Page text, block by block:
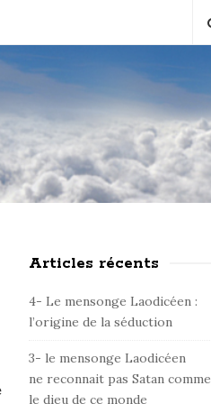
S
t
S
i
Articles récents
4- Le mensonge Laodicéen :
l’origine de la séduction
3- le mensonge Laodicéen
ne reconnait pas Satan comme
le dieu de ce monde